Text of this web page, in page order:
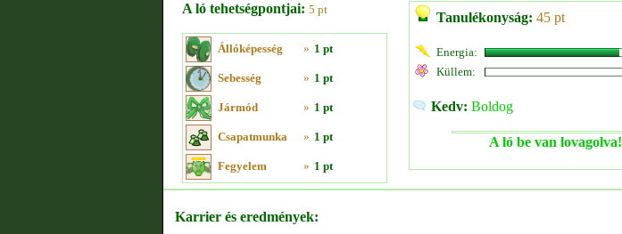
A ló tehetségpontjai: 5 pt
Állóképesség » 1 pt
Sebesség » 1 pt
Jármód » 1 pt
Csapatmunka » 1 pt
Fegyelem » 1 pt
Tanulékonyság: 45 pt
Energia:
Küllem:
Kedv: Boldog
A ló be van lovagolva!
Karrier és eredmények: